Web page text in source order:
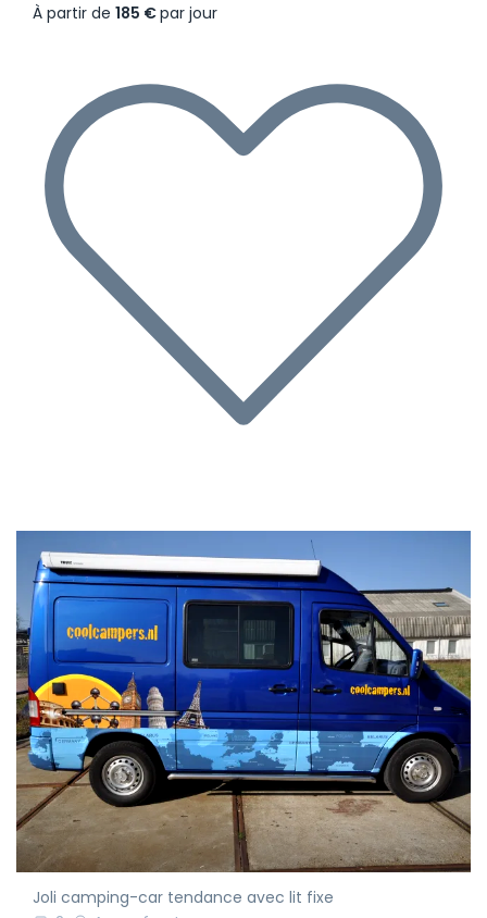
À partir de 185 €par jour
Joli camping-car tendance avec lit fixe